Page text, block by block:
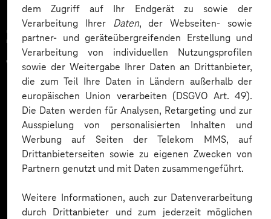
dem Zugriff auf Ihr Endgerät zu sowie der
Verarbeitung Ihrer Daten, der Webseiten- sowie
partner- und geräteübergreifenden Erstellung und
Verarbeitung von individuellen Nutzungsprofilen
sowie der Weitergabe Ihrer Daten an Drittanbieter,
die zum Teil Ihre Daten in Ländern außerhalb der
europäischen Union verarbeiten (DSGVO Art. 49).
Die Daten werden für Analysen, Retargeting und zur
Ausspielung von personalisierten Inhalten und
Werbung auf Seiten der Telekom MMS, auf
Drittanbieterseiten sowie zu eigenen Zwecken von
Partnern genutzt und mit Daten zusammengeführt.
Weitere Informationen, auch zur Datenverarbeitung
durch Drittanbieter und zum jederzeit möglichen
Zahlreiche Unternehmen
vertrauen auf unsere
Expertise. Hier eine Auswahl: